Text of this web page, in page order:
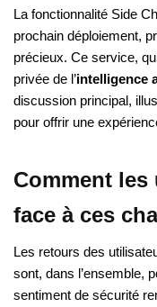
La fonctionnalité Side
prochain déploiement,
précieux. Ce service,
privée de l’intelligence
discussion principal,
pour offrir une
Comment
face à ces
Les retours des
sont, dans l’ensemble,
sentiment de sécurité